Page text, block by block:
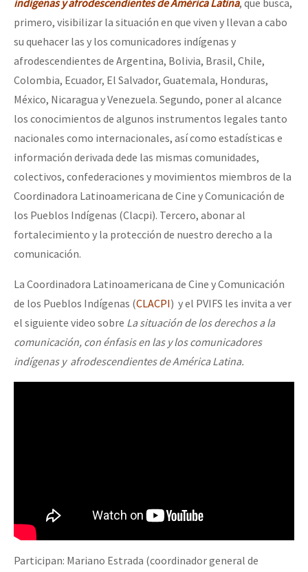
primero, visibilizar la situación en que viven y llevan a cabo
su quehacer las y los comunicadores indígenas y
afrodescendientes de Argentina, Bolivia, Brasil, Chile,
Colombia, Ecuador, El Salvador, Guatemala, Honduras,
México, Nicaragua y Venezuela. Segundo, poner al alcance
los conocimientos de algunos instrumentos legales tanto
nacionales como internacionales, así como estadísticas e
información derivada dede las mismas comunidades,
colectivos, confederaciones y movimientos miembros de la
Coordinadora Latinoamericana de Cine y Comunicación de
los Pueblos Indígenas (Clacpi). Tercero, abonar al
fortalecimiento y la protección de nuestro derecho a la
comunicación.
La Coordinadora Latinoamericana de Cine y Comunicación
de los Pueblos Indígenas (CLACPI) y el PVIFS les invita a ver
el siguiente video sobre La situación de los derechos a la
comunicación, con énfasis en las y los comunicadores
indígenas y afrodescendientes de América Latina.
Participan: Mariano Estrada (coordinador general de